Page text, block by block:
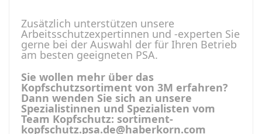
Zusätzlich unterstützen unsere
Arbeitsschutzexpertinnen und -experten Sie
gerne bei der Auswahl der für Ihren Betrieb
am besten geeigneten PSA.
Sie wollen mehr über das
Kopfschutzsortiment von 3M erfahren?
Dann wenden Sie sich an unsere
Spezialistinnen und Spezialisten vom
Team Kopfschutz: sortiment-
kopfschutz.psa.de@haberkorn.com